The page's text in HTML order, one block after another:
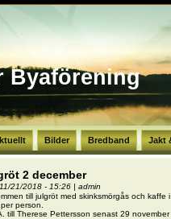
Byaförening
Bilder Bredband Jakt
2 december
21/2018 - 15:26 | admin
till julgröt med skinksmörgås och
person.
till Therese Pettersson senast 29